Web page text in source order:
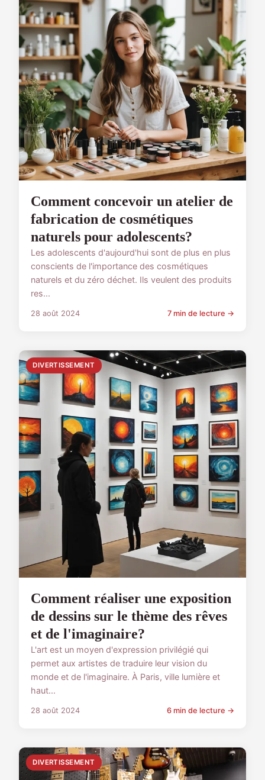
Comment concevoir un atelier de
fabrication de cosmétiques
naturels pour adolescents?
Les adolescents d'aujourd'hui sont de plus en plus
conscients de l'importance des cosmétiques
naturels et du zéro déchet. Ils veulent des produits
res...
28 août 2024 7 min de lecture →
DIVERTISSEMENT
Comment réaliser une exposition
de dessins sur le thème des rêves
et de l'imaginaire?
L'art est un moyen d'expression privilégié qui
permet aux artistes de traduire leur vision du
monde et de l'imaginaire. À Paris, ville lumière et
haut...
28 août 2024 6 min de lecture →
DIVERTISSEMENT